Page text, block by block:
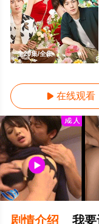
全20集/全集
 在线观看
剧情介绍 我